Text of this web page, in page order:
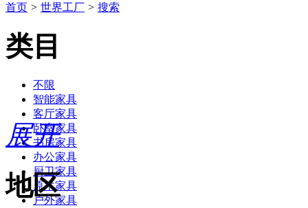
首页 > 世界工厂 > 搜索
类目
不限
智能家具
客厅家具
卧室家具
书房家具
办公家具
厨卫家具
原木家具
户外家具
展开
地区